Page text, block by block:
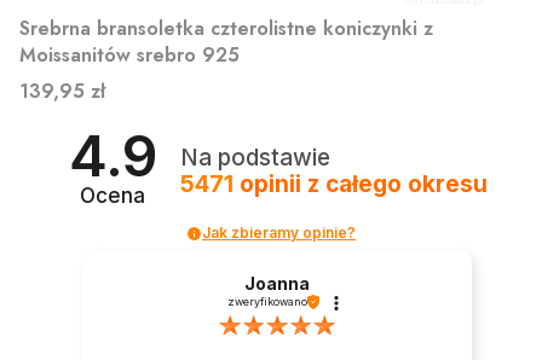
Srebrna bransoletka czterolistne koniczynki z
Moissanitów srebro 925
Cena
139,95 zł
4.9
Ocena
Na podstawie
5471 opinii z całego okresu
Jak zbieramy opinie?
Joanna
zweryfikowano